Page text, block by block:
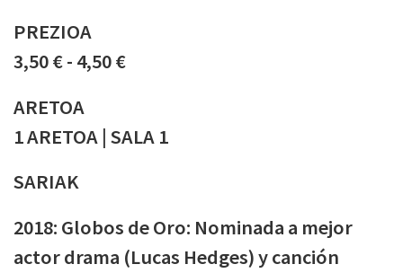
PREZIOA
3,50 € - 4,50 €
ARETOA
1 ARETOA | SALA 1
SARIAK
2018: Globos de Oro: Nominada a mejor
actor drama (Lucas Hedges) y canción